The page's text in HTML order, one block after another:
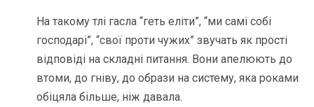
На такому тлі гасла “геть еліти”, “ми самі собі
господарі”, “свої проти чужих” звучать як прості
відповіді на складні питання. Вони апелюють до
втоми, до гніву, до образи на систему, яка роками
обіцяла більше, ніж давала.